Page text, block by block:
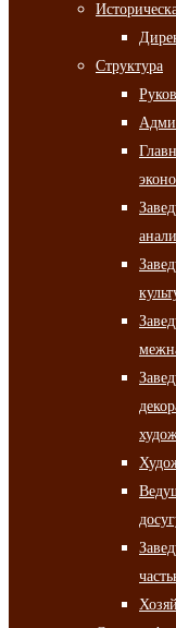
Структура